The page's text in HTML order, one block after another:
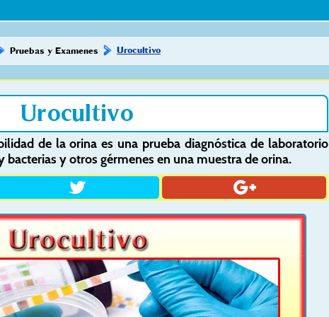
Pruebas y Examenes Urocultivo
Urocultivo
de la orina es una prueba diagnóstica de laboratorio
bacterias y otros gérmenes en una muestra de orina.